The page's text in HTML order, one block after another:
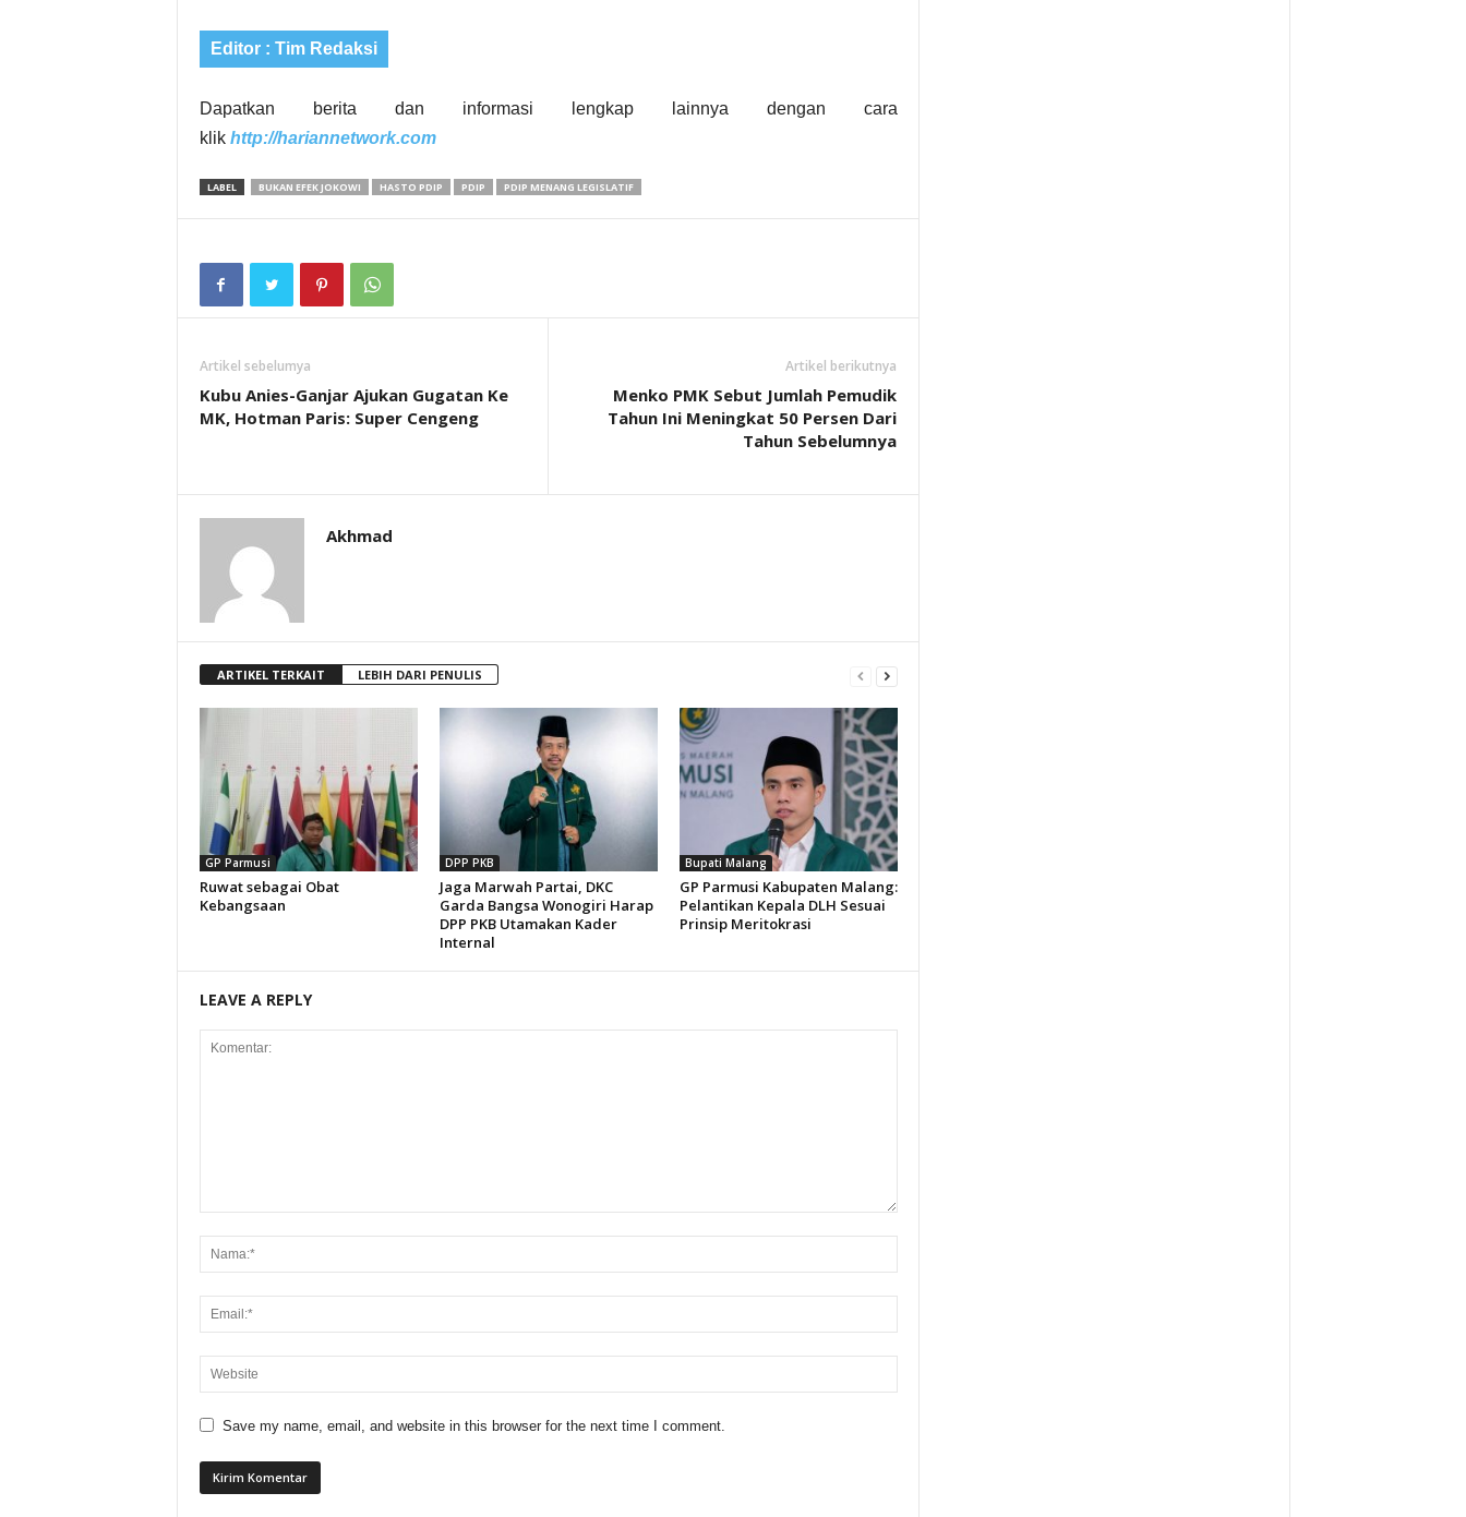
Editor : Tim Redaksi
Dapatkan berita dan informasi lengkap lainnya dengan cara
klik http://hariannetwork.com
LABEL BUKAN EFEK JOKOWI HASTO PDIP PDIP PDIP MENANG LEGISLATIF
Artikel sebelumya
Kubu Anies-Ganjar Ajukan Gugatan Ke
MK, Hotman Paris: Super Cengeng
Artikel berikutnya
Menko PMK Sebut Jumlah Pemudik
Tahun Ini Meningkat 50 Persen Dari
Tahun Sebelumnya
Akhmad
ARTIKEL TERKAIT LEBIH DARI PENULIS
GP Parmusi
Ruwat sebagai Obat
Kebangsaan
DPP PKB
Jaga Marwah Partai, DKC
Garda Bangsa Wonogiri Harap
DPP PKB Utamakan Kader
Internal
Bupati Malang
GP Parmusi Kabupaten Malang:
Pelantikan Kepala DLH Sesuai
Prinsip Meritokrasi
LEAVE A REPLY
Save my name, email, and website in this browser for the next time I comment.